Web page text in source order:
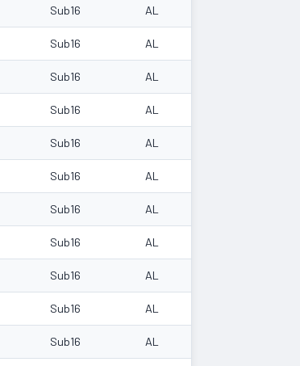
Sub16 AL
Sub16 AL
Sub16 AL
Sub16 AL
Sub16 AL
Sub16 AL
Sub16 AL
Sub16 AL
Sub16 AL
Sub16 AL
Sub16 AL